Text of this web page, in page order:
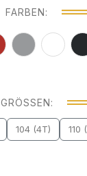
FARBEN:
GRÖSSEN:
104 (4T) 110